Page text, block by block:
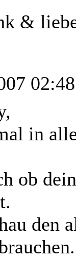
&
02:48
in
ob
den